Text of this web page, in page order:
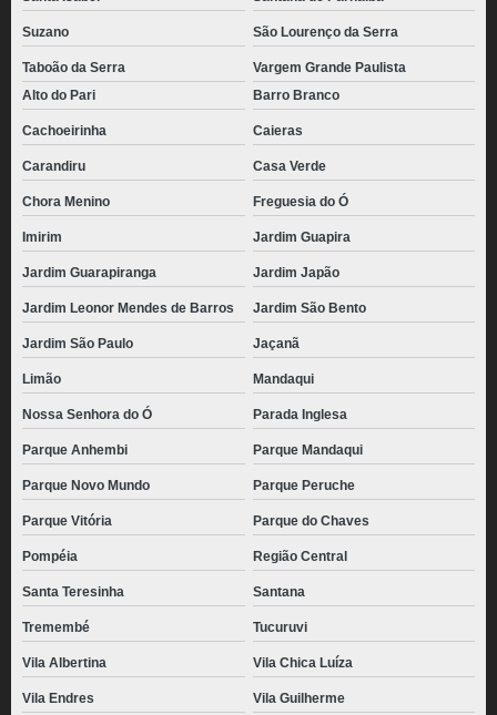
pães de queijo recheado com catupiry congelado Sacomã
pão de queijo recheado com catupiry congelado valor Caieiras
preço de pão de queijo palito congelado Chácara Flora
pães de queijo palito congelado Jardim São Bento
pão de queijo chipa congelado valor Carandiru
distribuidora de pão de queijo empanado congelado Jardim Leonor
pão de queijo congelado 1kg Vila Leopoldina
preço de pão de queijo recheado com catupiry congelado Vila Romana
pão de queijo congelado atacado Jardim Maria Helena
preço de pão de queijo caseiro congelado Jardim Luzitânia
preço de pão de queijo de parmesão congelado Rio Grande da Serra
pão de queijo recheado congelado para revenda valor Jardim Nazaret
pães de queijo congelado atacado Socorro
distribuidora de pão de queijo chipa congelado Carapicuíba
pão de queijo recheado congelado para revenda Rio Grande da Serra
pães de queijo palito congelado Parque Cecap
Suzano São Lourenço da Serra
Taboão da Serra
Vargem Grande Paulista
Alto do Pari
Barro Branco
Cachoeirinha Caieras
Carandiru Casa Verde
Chora Menino Freguesia do Ó
Imirim Jardim Guapira
Jardim Guarapiranga Jardim Japão
Jardim Leonor Mendes de Barros Jardim São Bento
Jardim São Paulo Jaçanã
Limão Mandaqui
Nossa Senhora do Ó Parada Inglesa
Parque Anhembi Parque Mandaqui
Parque Novo Mundo Parque Peruche
Parque Vitória Parque do Chaves
Pompéia Região Central
Santa Teresinha Santana
Tremembé Tucuruvi
Vila Albertina Vila Chica Luíza
Vila Endres Vila Guilherme